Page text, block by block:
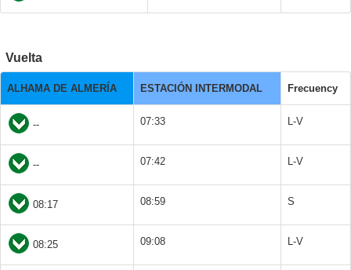
Vuelta
ALHAMA DE ALMERÍA ESTACIÓN INTERMODAL Frecuency
-- 07:33 L-V
-- 07:42 L-V
08:17 08:59 S
08:25 09:08 L-V